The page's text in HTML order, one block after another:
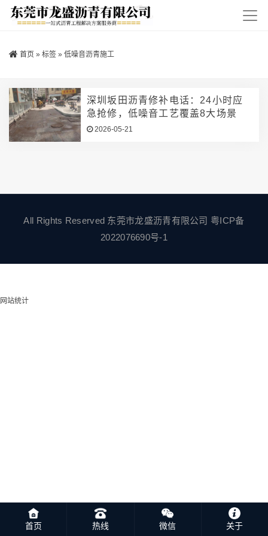
首页 » 标签 » 低噪音沥青施工
深圳坂田沥青修补电话：24小时应
急抢修，低噪音工艺覆盖8大场景
2026-05-21
All Rights Reserved 东莞市龙盛沥青有限公司 粤ICP备
2022076690号-1
首页 热线 微信 关于
网站统计